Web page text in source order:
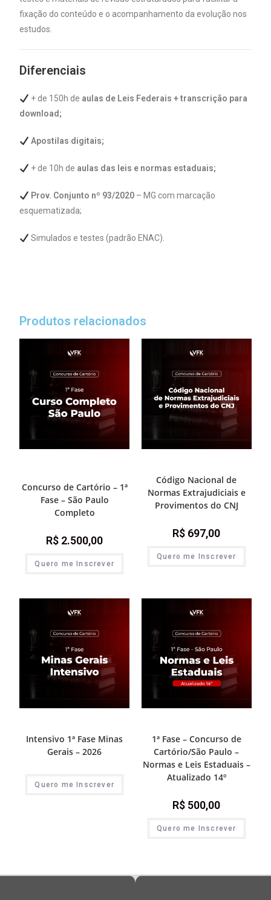
fixação do conteúdo e o acompanhamento da evolução nos
estudos.
Diferenciais
+ de 150h de aulas de Leis Federais + transcrição para
download;
Apostilas digitais;
+ de 10h de aulas das leis e normas estaduais;
Prov. Conjunto nº 93/2020 – MG com marcação
esquematizada;
Simulados e testes (padrão ENAC).
Produtos relacionados
Concurso de Cartório – 1ª
Fase – São Paulo
Completo
R$ 2.500,00
Quero me Inscrever
Código Nacional de
Normas Extrajudiciais e
Provimentos do CNJ
R$ 697,00
Quero me Inscrever
Intensivo 1ª Fase Minas
Gerais – 2026
Quero me Inscrever
1ª Fase – Concurso de
Cartório/São Paulo –
Normas e Leis Estaduais –
Atualizado 14º
R$ 500,00
Quero me Inscrever